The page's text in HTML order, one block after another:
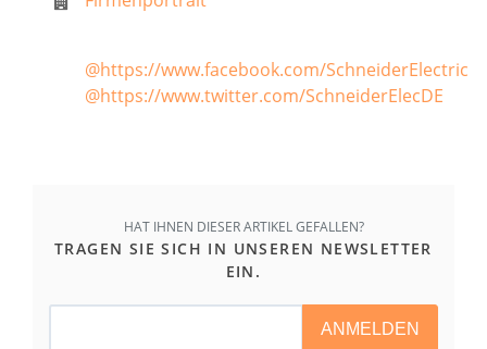
@https://www.facebook.com/SchneiderElectric
@https://www.twitter.com/SchneiderElecDE
HAT IHNEN DIESER ARTIKEL GEFALLEN?
TRAGEN SIE SICH IN UNSEREN NEWSLETTER
EIN.
ANMELDEN